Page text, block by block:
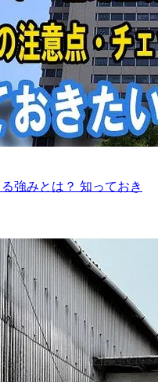
強みとは？ 知っておき